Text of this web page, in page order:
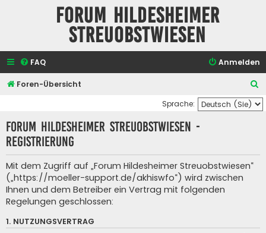
Forum Hildesheimer
Streuobstwiesen
FAQ Anmelden
Foren-Übersicht
u
c
Sprache:
Forum Hildesheimer Streuobstwiesen -
Registrierung
Mit dem Zugriff auf „Forum Hildesheimer Streuobstwiesen“
(„https://moeller-support.de/akhiswfo“) wird zwischen
Ihnen und dem Betreiber ein Vertrag mit folgenden
Regelungen geschlossen:
1. NUTZUNGSVERTRAG